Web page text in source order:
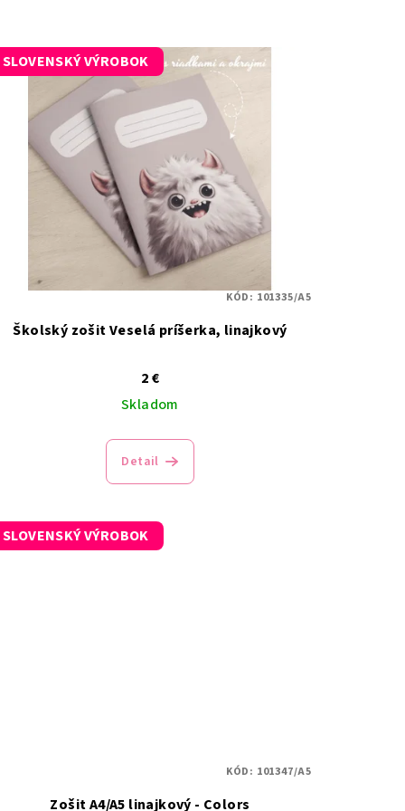
SLOVENSKÝ VÝROBOK
Školský zošit Veselá príšerka, linajkový
2 €
Skladom
Detail
KÓD: 101335/A5
SLOVENSKÝ VÝROBOK
Zošit A4/A5 linajkový - Colors
KÓD: 101347/A5